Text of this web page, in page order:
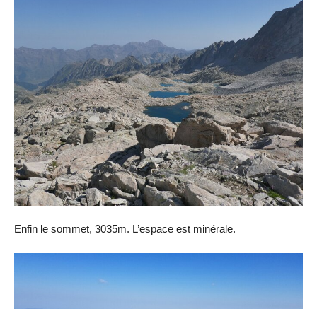
Enfin le sommet, 3035m. L’espace est minérale.